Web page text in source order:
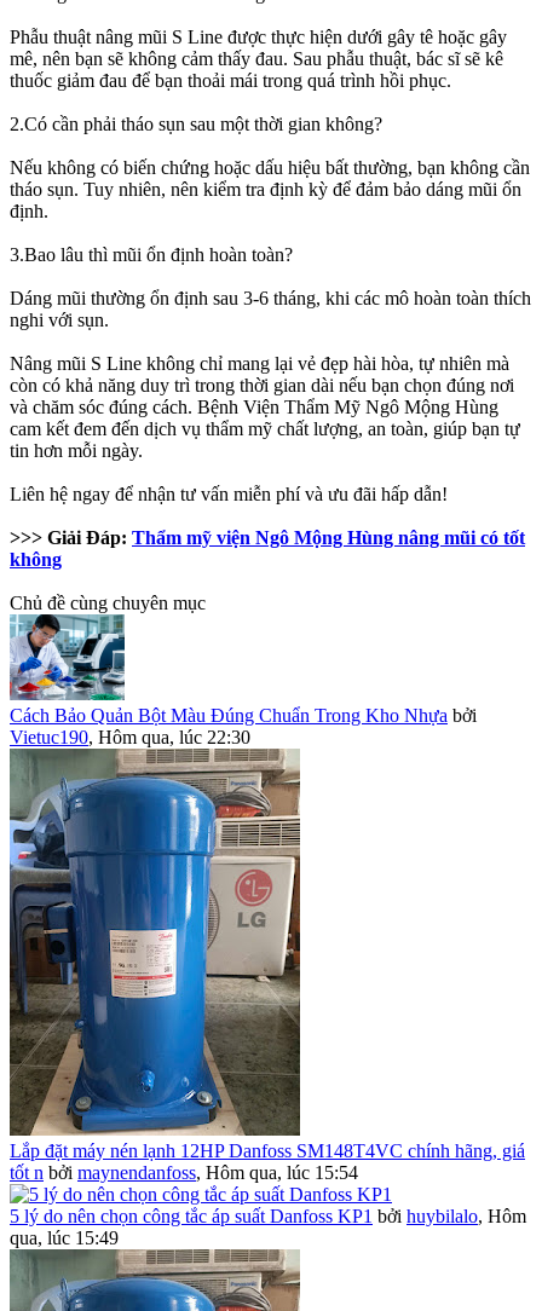
Phẫu thuật nâng mũi S Line được thực hiện dưới gây tê hoặc gây
mê, nên bạn sẽ không cảm thấy đau. Sau phẫu thuật, bác sĩ sẽ kê
thuốc giảm đau để bạn thoải mái trong quá trình hồi phục.
2.Có cần phải tháo sụn sau một thời gian không?
Nếu không có biến chứng hoặc dấu hiệu bất thường, bạn không cần
tháo sụn. Tuy nhiên, nên kiểm tra định kỳ để đảm bảo dáng mũi ổn
định.
3.Bao lâu thì mũi ổn định hoàn toàn?
Dáng mũi thường ổn định sau 3-6 tháng, khi các mô hoàn toàn thích
nghi với sụn.
Nâng mũi S Line không chỉ mang lại vẻ đẹp hài hòa, tự nhiên mà
còn có khả năng duy trì trong thời gian dài nếu bạn chọn đúng nơi
và chăm sóc đúng cách. Bệnh Viện Thẩm Mỹ Ngô Mộng Hùng
cam kết đem đến dịch vụ thẩm mỹ chất lượng, an toàn, giúp bạn tự
tin hơn mỗi ngày.
Liên hệ ngay để nhận tư vấn miễn phí và ưu đãi hấp dẫn!
>>> Giải Đáp: Thẩm mỹ viện Ngô Mộng Hùng nâng mũi có tốt
không
Chủ đề cùng chuyên mục
Cách Bảo Quản Bột Màu Đúng Chuẩn Trong Kho Nhựa bởi
Vietuc190, Hôm qua, lúc 22:30
Lắp đặt máy nén lạnh 12HP Danfoss SM148T4VC chính hãng, giá
tốt n bởi maynendanfoss, Hôm qua, lúc 15:54
5 lý do nên chọn công tắc áp suất Danfoss KP1 bởi huybilalo, Hôm
qua, lúc 15:49